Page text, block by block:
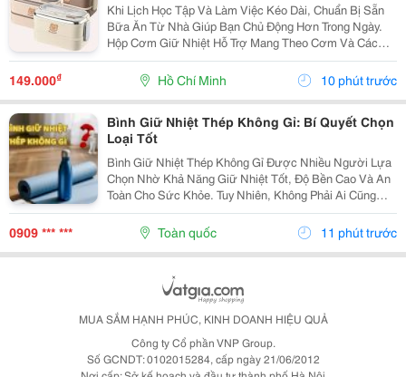
Khi Lịch Học Tập Và Làm Việc Kéo Dài, Chuẩn Bị Sẵn
Bữa Ăn Từ Nhà Giúp Bạn Chủ Động Hơn Trong Ngày.
Hộp Cơm Giữ Nhiệt Hỗ Trợ Mang Theo Cơm Và Các
Món Ăn Kèm Một Cách Gọn Gàng, Phù Hợp Với Nhiều
Nhu Cầu Sử Dụng Khác Nhau. Xác Định Số Lượng Món
Thường...
149.000₫ Hồ Chí Minh 10 phút trước
Bình Giữ Nhiệt Thép Không Gỉ: Bí Quyết Chọn
Loại Tốt
Bình Giữ Nhiệt Thép Không Gỉ Được Nhiều Người Lựa
Chọn Nhờ Khả Năng Giữ Nhiệt Tốt, Độ Bền Cao Và An
Toàn Cho Sức Khỏe. Tuy Nhiên, Không Phải Ai Cũng
Hiểu Rõ Chất Liệu Này Có Những Ưu Điểm Gì Và Cách
Lựa Chọn Sản Phẩm Phù Hợp. Bài Viết Dưới Đây Sẽ...
0909 *** *** Toàn quốc 11 phút trước
MUA SẮM HẠNH PHÚC, KINH DOANH HIỆU QUẢ
Công ty Cổ phần VNP Group.
Số GCNDT: 0102015284, cấp ngày 21/06/2012